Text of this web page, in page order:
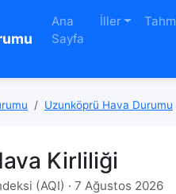
Ana
Sayfa
İller
Uzunköprü Hava Durumu
Kirliliği
(AQI) · 7 Ağustos 2026